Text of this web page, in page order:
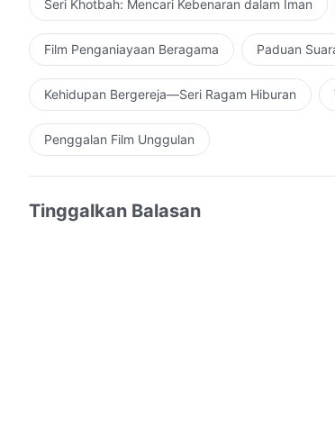
Seri Khotbah: Mencari Kebenaran dalam Iman
Film Penganiayaan Beragama Paduan
Kehidupan Bergereja—Seri Ragam Hiburan
Penggalan Film Unggulan
Tinggalkan Balasan